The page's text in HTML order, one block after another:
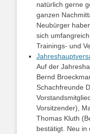
natürlich gerne
ganzen
Neubürger
sich
Trainings- und
Auf der
Bernd
Schachfreunde
Vorsitzender),
Thomas Kluth
bestätigt. Neu in